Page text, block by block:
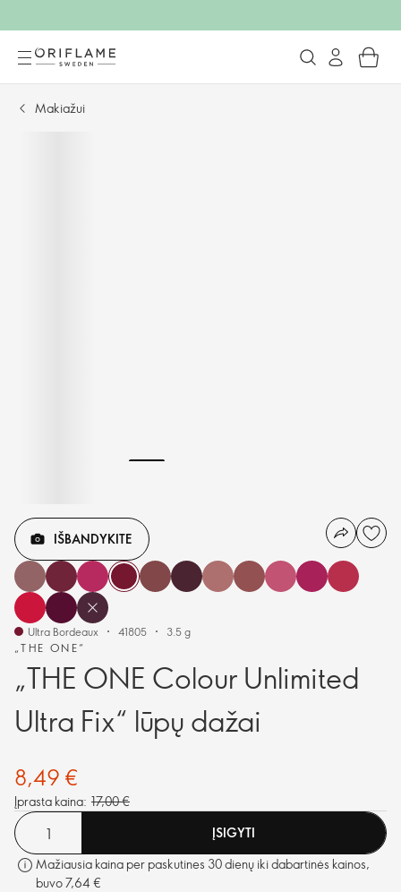
Makiažui
„THE ONE“
„THE ONE Colour Unlimited
Ultra Fix“ lūpų dažai
IŠBANDYKITE
Ultra Bordeaux 41805 3.5 g
8,49 €
Įprasta kaina: 17,00 €
ĮSIGYTI
Mažiausia kaina per paskutines 30 dienų iki dabartinės kainos,
buvo 7,64 €